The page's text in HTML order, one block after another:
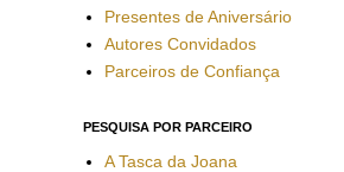
Presentes de Aniversário
Autores Convidados
Parceiros de Confiança
PESQUISA POR PARCEIRO
A Tasca da Joana